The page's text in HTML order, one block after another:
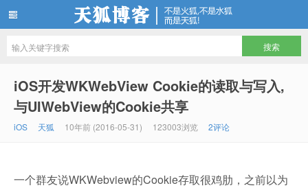
iOS开发WKWebView Cookie的读取与写入,
与UIWebView的Cookie共享
iOS 天狐 10年前 (2016-05-31) 123003浏览 2评论
一个群友说WKWebview的Cookie存取很鸡肋，之前以为